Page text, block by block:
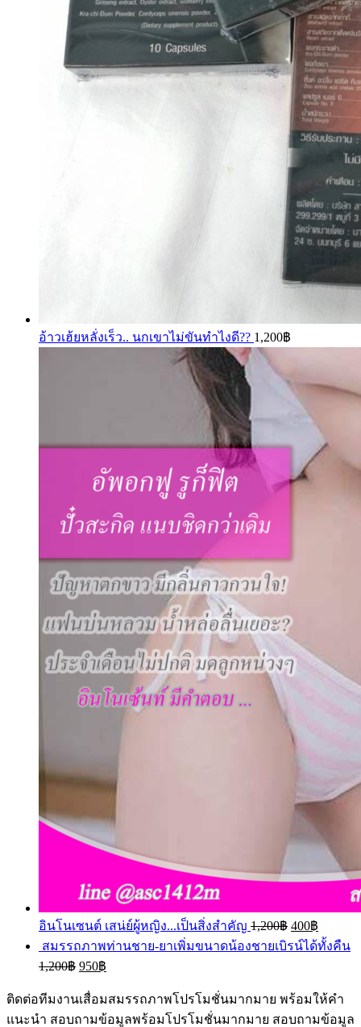
อ้าวเฮ้ยหลั่งเร็ว.. นกเขาไม่ขันทำไงดี?? 1,200฿
อินโนเซนต์ เสน่ย์ผู้หญิง...เป็นสิ่งสำคัญ 1,200฿ 400฿
สมรรถภาพท่านชาย-ยาเพิ่มขนาดน้องชายเบิรน์ได้ทั้งคืน
1,200฿ 950฿
ติดต่อทีมงานเสื่อมสมรรถภาพโปรโมชั่นมากมาย พร้อมให้คำ
แนะนำ สอบถามข้อมูลพร้อมโปรโมชั่นมากมาย สอบถามข้อมูล